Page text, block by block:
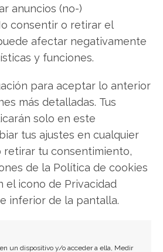
anuncios (no-)
consentir o retirar el
afectar negativamente
y funciones.
para aceptar lo anterior
más detalladas. Tus
solo en este
tus ajustes en cualquier
retirar tu consentimiento,
de la Política de cookies
el icono de Privacidad
inferior de la pantalla.
un dispositivo y/o acceder a ella, Medir
o vender?
artículo
Twitter
Facebook
Copiar enlace